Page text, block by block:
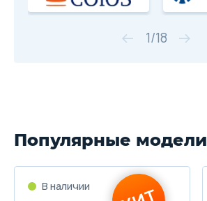
1/18
Популярные модели